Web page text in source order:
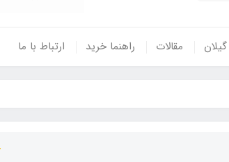
مقالات راهنما خرید ارتباط با ما